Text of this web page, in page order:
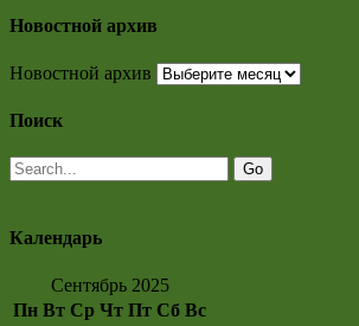
Новостной архив
Новостной архив
Поиск
Календарь
Сентябрь 2025
Пн Вт Ср Чт Пт Сб Вс